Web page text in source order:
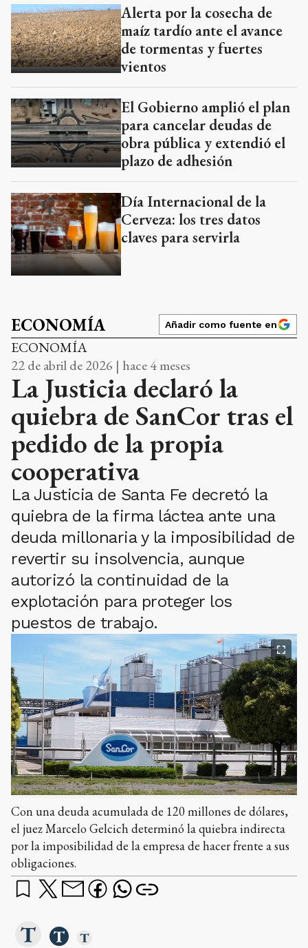
Alerta por la cosecha de
maíz tardío ante el avance
de tormentas y fuertes
vientos
El Gobierno amplió el plan
para cancelar deudas de
obra pública y extendió el
plazo de adhesión
Día Internacional de la
Cerveza: los tres datos
claves para servirla
ECONOMÍA Añadir como fuente en
ECONOMÍA
22 de abril de 2026 | hace 4 meses
La Justicia declaró la
quiebra de SanCor tras el
pedido de la propia
cooperativa
La Justicia de Santa Fe decretó la
quiebra de la firma láctea ante una
deuda millonaria y la imposibilidad de
revertir su insolvencia, aunque
autorizó la continuidad de la
explotación para proteger los
puestos de trabajo.
Con una deuda acumulada de 120 millones de dólares,
el juez Marcelo Gelcich determinó la quiebra indirecta
por la imposibilidad de la empresa de hacer frente a sus
obligaciones.